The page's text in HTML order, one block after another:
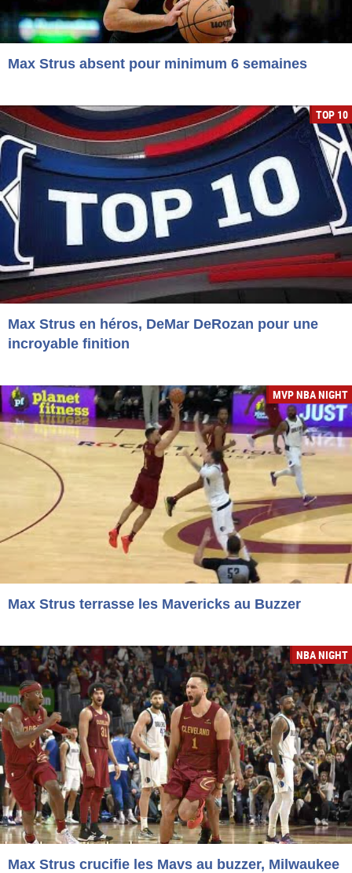
Max Strus absent pour minimum 6 semaines
TOP 10
Max Strus en héros, DeMar DeRozan pour une
incroyable finition
MVP NBA NIGHT
Max Strus terrasse les Mavericks au Buzzer
NBA NIGHT
Max Strus crucifie les Mavs au buzzer, Milwaukee